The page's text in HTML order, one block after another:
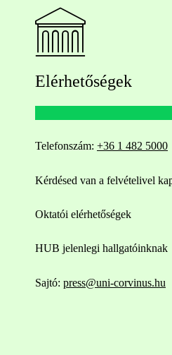
Elérhetőségek
Telefonszám: +36 1 482 5000
Kérdésed van a felvételivel
Oktatói elérhetőségek
HUB jelenlegi hallgatóinknak
Sajtó: press@uni-corvinus.hu